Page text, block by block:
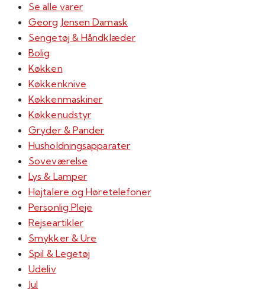
Se alle varer
Georg Jensen Damask
Sengetøj & Håndklæder
Bolig
Køkken
Køkkenknive
Køkkenmaskiner
Køkkenudstyr
Gryder & Pander
Husholdningsapparater
Soveværelse
Lys & Lamper
Højtalere og Høretelefoner
Personlig Pleje
Rejseartikler
Smykker & Ure
Spil & Legetøj
Udeliv
Jul